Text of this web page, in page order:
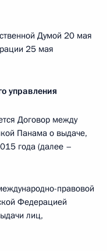
Думой 20 мая
25 мая
управления
Договор между
Панама о выдаче,
года (далее –
правовой
Федерацией
лиц,